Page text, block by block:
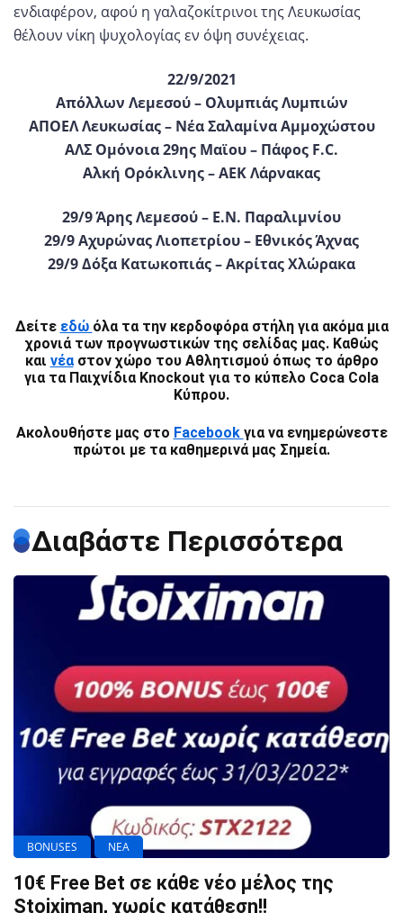
ενδιαφέρον, αφού η γαλαζοκίτρινοι της Λευκωσίας
θέλουν νίκη ψυχολογίας εν όψη συνέχειας.
22/9/2021
Απόλλων Λεμεσού – Ολυμπιάς Λυμπιών
ΑΠΟΕΛ Λευκωσίας – Νέα Σαλαμίνα Αμμοχώστου
ΑΛΣ Ομόνοια 29ης Μαϊου – Πάφος F.C.
Αλκή Ορόκλινης – ΑΕΚ Λάρνακας
29/9 Άρης Λεμεσού – Ε.Ν. Παραλιμνίου
29/9 Αχυρώνας Λιοπετρίου – Εθνικός Άχνας
29/9 Δόξα Κατωκοπιάς – Ακρίτας Χλώρακα
Δείτε εδώ όλα τα την κερδοφόρα στήλη για ακόμα μια
χρονιά των προγνωστικών της σελίδας μας.Καθώς
και νέαστον χώρο του Αθλητισμού όπως το άρθρο
για τα Παιχνίδια Knockout για το κύπελο Coca Cola
Κύπρου.
Ακολουθήστε μας στο Facebook για να ενημερώνεστε
πρώτοι με τα καθημερινά μας Σημεία.
Διαβάστε Περισσότερα
BONUSES ΝΕΑ
10€ Free Bet σε κάθε νέο μέλος της
Stoiximan, χωρίς κατάθεση!!